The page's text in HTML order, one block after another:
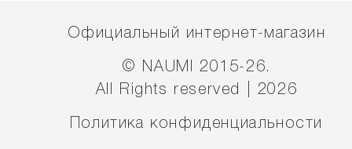
Официальный интернет-магазин
© NAUMI 2015-26.
All Rights reserved | 2026
Политика конфиденциальности